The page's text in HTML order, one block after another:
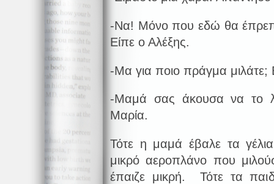
-Να! Μόνο που εδώ θα
Είπε ο Αλέξης.
-Μα για ποιο πράγμα μιλάτε;
-Μαμά σας άκουσα να το
Μαρία.
Τότε η μαμά έβαλε τα
μικρό αεροπλάνο που
έπαιζε μικρή. Τότε τα